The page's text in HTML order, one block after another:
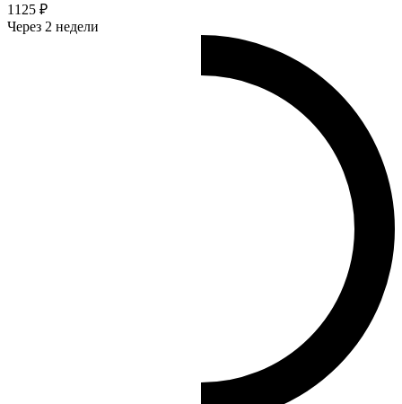
1125 ₽
Через 2 недели